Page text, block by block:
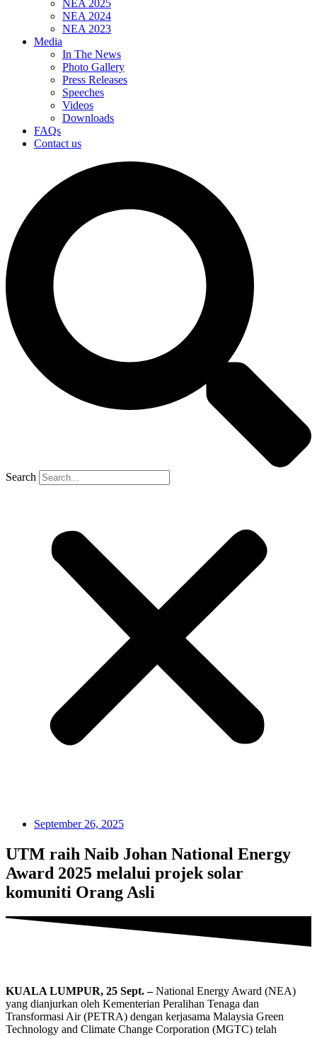
NEA 2025
NEA 2024
NEA 2023
Media
In The News
Photo Gallery
Press Releases
Speeches
Videos
Downloads
FAQs
Contact us
Search
September 26, 2025
UTM raih Naib Johan National Energy
Award 2025 melalui projek solar
komuniti Orang Asli
KUALA LUMPUR, 25 Sept. –National Energy Award (NEA)
yang dianjurkan oleh Kementerian Peralihan Tenaga dan
Transformasi Air (PETRA) dengan kerjasama Malaysia Green
Technology and Climate Change Corporation (MGTC) telah